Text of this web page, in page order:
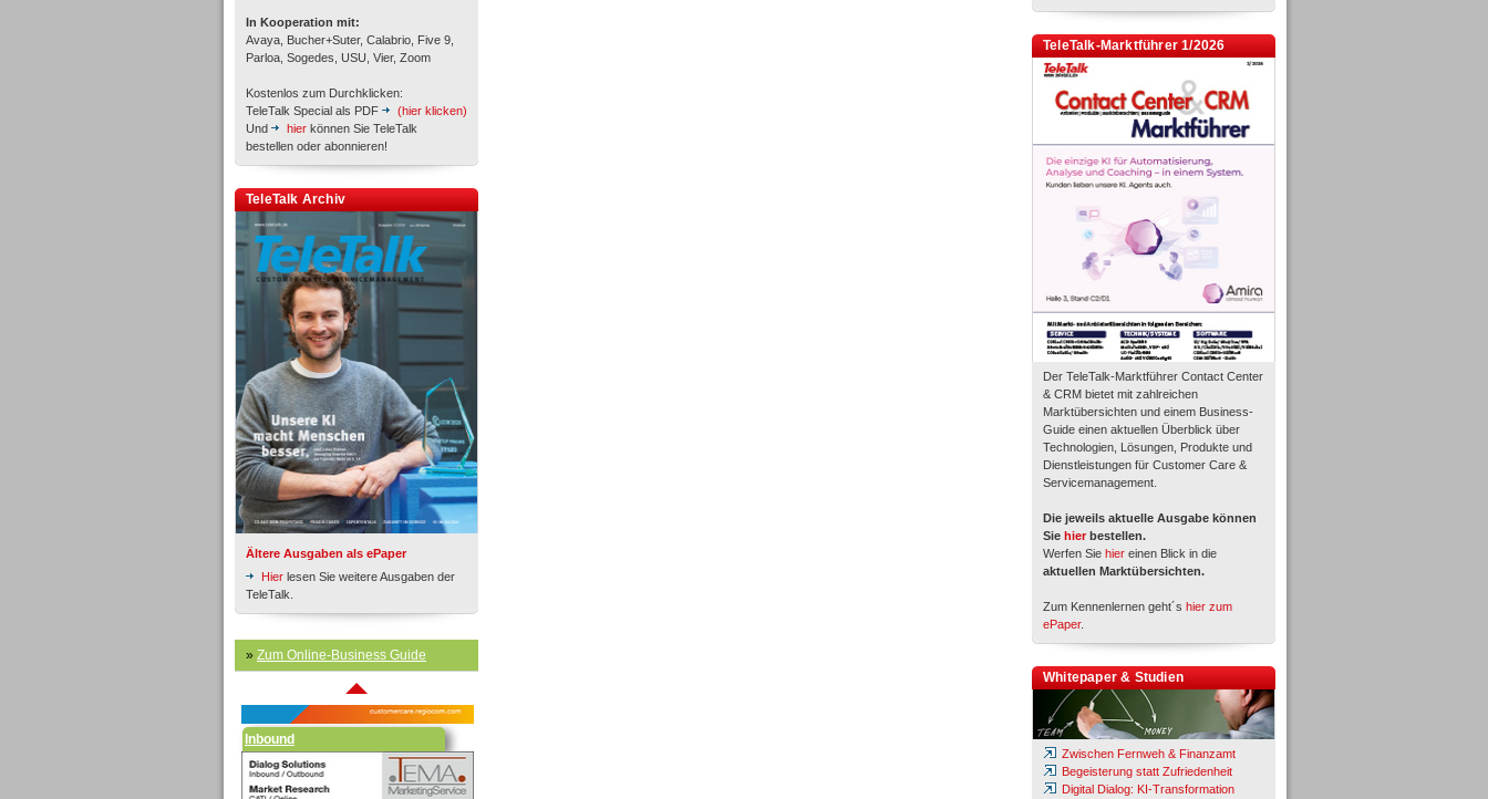
In Kooperation mit:
Avaya, Bucher+Suter, Calabrio, Five 9,
Parloa, Sogedes, USU, Vier, Zoom
Kostenlos zum Durchklicken:
TeleTalk Special als PDF
(hier klicken)
Und
hier können Sie TeleTalk
bestellen oder abonnieren!
TeleTalk Archiv
Ältere Ausgaben als ePaper
Hier lesen Sie weitere Ausgaben der
TeleTalk.
» Zum Online-Business Guide
Inbound
Inbound
Inbound
TeleTalk-Marktführer 1/2026
Der TeleTalk-Marktführer Contact Center
& CRM bietet mit zahlreichen
Marktübersichten und einem Business-
Guide einen aktuellen Überblick über
Technologien, Lösungen, Produkte und
Dienstleistungen für Customer Care &
Servicemanagement.
Die jeweils aktuelle Ausgabe können
Sie hier bestellen.
Werfen Sie hier einen Blick in die
aktuellen Marktübersichten.
Zum Kennenlernen geht´s hier zum
ePaper.
Whitepaper & Studien
Zwischen Fernweh & Finanzamt
Begeisterung statt Zufriedenheit
Digital Dialog: KI-Transformation